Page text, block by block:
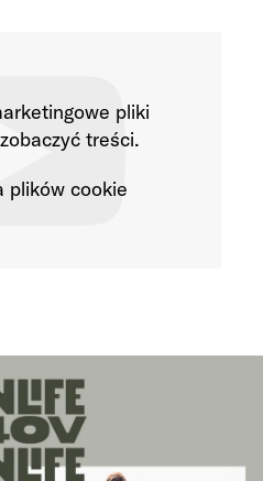
pliki
treści.
plików cookie